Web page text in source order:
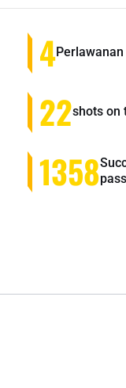
4
22shots on
1358